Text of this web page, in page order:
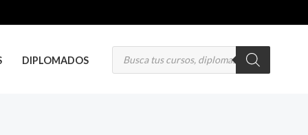
DIPLOMADOS
Búsqueda
productos